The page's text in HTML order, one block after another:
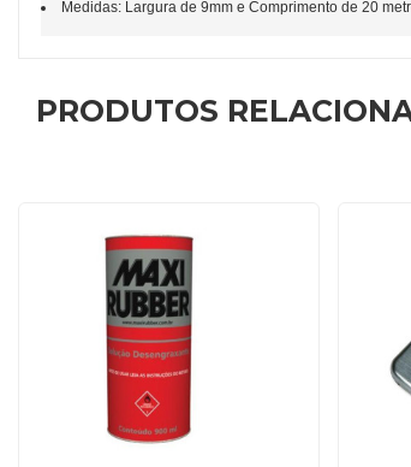
Medidas: Largura de 9mm e Comprimento de 20
PRODUTOS